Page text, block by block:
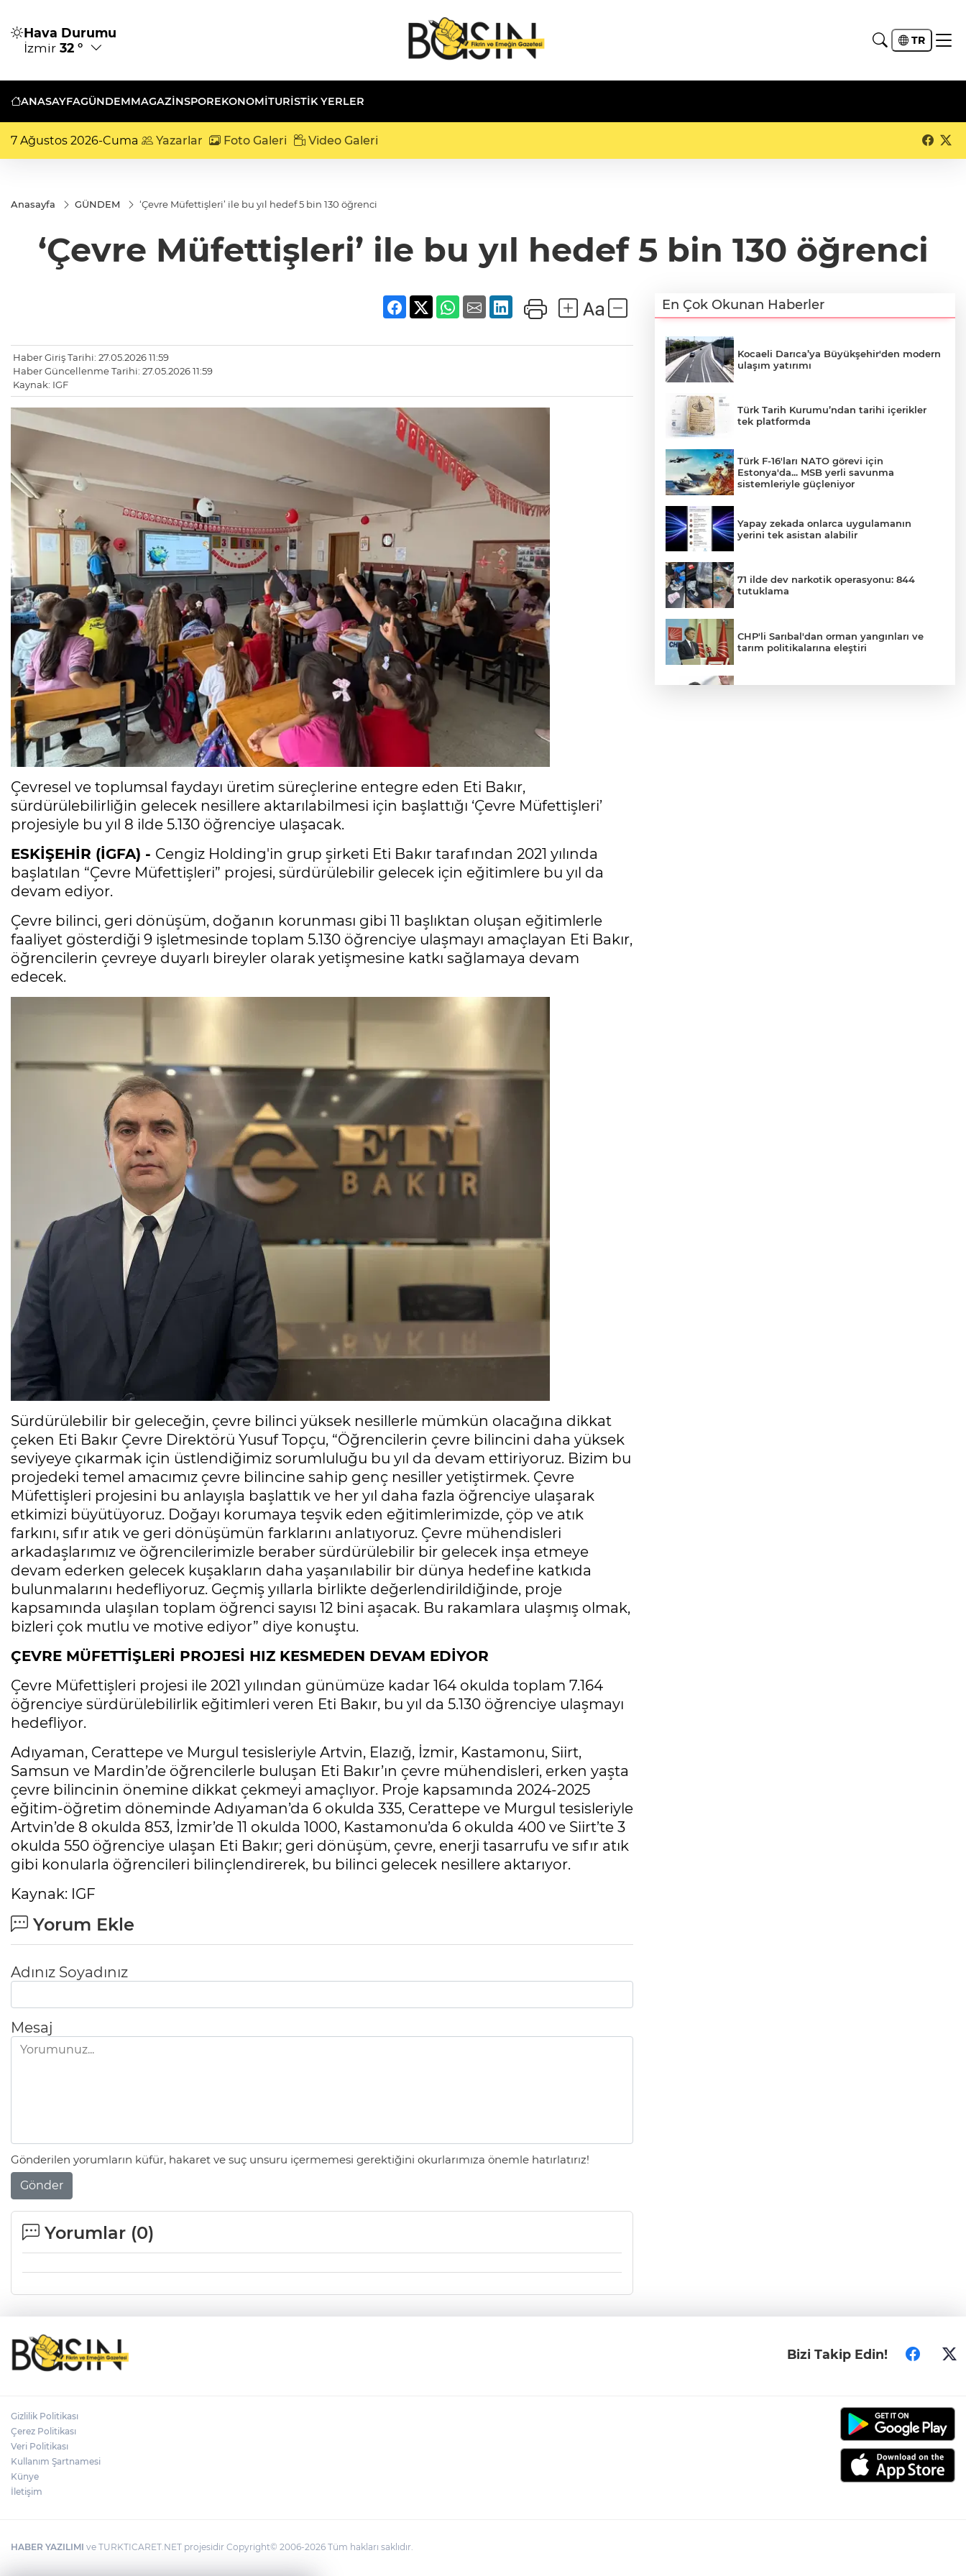
Hava Durumu
İzmir 32 ° TR
ANASAYFAGÜNDEMMAGAZİNSPOREKONOMİTURISTIK YERLER
7 Ağustos 2026-Cuma Yazarlar Foto Galeri Video Galeri
Anasayfa GÜNDEM ‘Çevre Müfettişleri’ ile bu yıl hedef 5 bin 130 öğrenci
‘Çevre Müfettişleri’ ile bu yıl hedef 5 bin 130 öğrenci
Haber Giriş Tarihi: 27.05.2026 11:59
Haber Güncellenme Tarihi: 27.05.2026 11:59
Kaynak: IGF
Çevresel ve toplumsal faydayı üretim süreçlerine entegre eden Eti Bakır,
sürdürülebilirliğin gelecek nesillere aktarılabilmesi için başlattığı ‘Çevre Müfettişleri’
projesiyle bu yıl 8 ilde 5.130 öğrenciye ulaşacak.
ESKİŞEHİR (İGFA) - Cengiz Holding'in grup şirketi Eti Bakır tarafından 2021 yılında
başlatılan “Çevre Müfettişleri” projesi, sürdürülebilir gelecek için eğitimlere bu yıl da
devam ediyor.
Çevre bilinci, geri dönüşüm, doğanın korunması gibi 11 başlıktan oluşan eğitimlerle
faaliyet gösterdiği 9 işletmesinde toplam 5.130 öğrenciye ulaşmayı amaçlayan Eti Bakır,
öğrencilerin çevreye duyarlı bireyler olarak yetişmesine katkı sağlamaya devam
edecek.
Sürdürülebilir bir geleceğin, çevre bilinci yüksek nesillerle mümkün olacağına dikkat
çeken Eti Bakır Çevre Direktörü Yusuf Topçu, “Öğrencilerin çevre bilincini daha yüksek
seviyeye çıkarmak için üstlendiğimiz sorumluluğu bu yıl da devam ettiriyoruz. Bizim bu
projedeki temel amacımız çevre bilincine sahip genç nesiller yetiştirmek. Çevre
Müfettişleri projesini bu anlayışla başlattık ve her yıl daha fazla öğrenciye ulaşarak
etkimizi büyütüyoruz. Doğayı korumaya teşvik eden eğitimlerimizde, çöp ve atık
farkını, sıfır atık ve geri dönüşümün farklarını anlatıyoruz. Çevre mühendisleri
arkadaşlarımız ve öğrencilerimizle beraber sürdürülebilir bir gelecek inşa etmeye
devam ederken gelecek kuşakların daha yaşanılabilir bir dünya hedefine katkıda
bulunmalarını hedefliyoruz. Geçmiş yıllarla birlikte değerlendirildiğinde, proje
kapsamında ulaşılan toplam öğrenci sayısı 12 bini aşacak. Bu rakamlara ulaşmış olmak,
bizleri çok mutlu ve motive ediyor” diye konuştu.
ÇEVRE MÜFETTİŞLERİ PROJESİ HIZ KESMEDEN DEVAM EDİYOR
Çevre Müfettişleri projesi ile 2021 yılından günümüze kadar 164 okulda toplam 7.164
öğrenciye sürdürülebilirlik eğitimleri veren Eti Bakır, bu yıl da 5.130 öğrenciye ulaşmayı
hedefliyor.
Adıyaman, Cerattepe ve Murgul tesisleriyle Artvin, Elazığ, İzmir, Kastamonu, Siirt,
Samsun ve Mardin’de öğrencilerle buluşan Eti Bakır’ın çevre mühendisleri, erken yaşta
çevre bilincinin önemine dikkat çekmeyi amaçlıyor. Proje kapsamında 2024-2025
eğitim-öğretim döneminde Adıyaman’da 6 okulda 335, Cerattepe ve Murgul tesisleriyle
Artvin’de 8 okulda 853, İzmir’de 11 okulda 1000, Kastamonu’da 6 okulda 400 ve Siirt’te 3
okulda 550 öğrenciye ulaşan Eti Bakır; geri dönüşüm, çevre, enerji tasarrufu ve sıfır atık
gibi konularla öğrencileri bilinçlendirerek, bu bilinci gelecek nesillere aktarıyor.
Kaynak: IGF
Yorum Ekle
Adınız Soyadınız
Mesaj
Gönderilen yorumların küfür, hakaret ve suç unsuru içermemesi gerektiğini okurlarımıza önemle hatırlatırız!
Gönder
Yorumlar (0)
En Çok Okunan Haberler
Kocaeli Darıca’ya Büyükşehir'den modern
ulaşım yatırımı
Türk Tarih Kurumu’ndan tarihi içerikler
tek platformda
Türk F-16'ları NATO görevi için
Estonya'da... MSB yerli savunma
sistemleriyle güçleniyor
Yapay zekada onlarca uygulamanın
yerini tek asistan alabilir
71 ilde dev narkotik operasyonu: 844
tutuklama
CHP'li Sarıbal'dan orman yangınları ve
tarım politikalarına eleştiri
Bizi Takip Edin!
Gizlilik Politikası
Çerez Politikası
Veri Politikası
Kullanım Şartnamesi
Künye
İletişim
HABER YAZILIMI ve TURKTICARET.NET projesidir Copyright© 2006-2026 Tüm hakları saklıdır.